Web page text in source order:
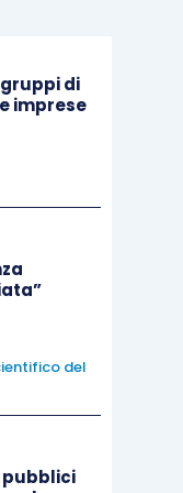
a realizzo
del TUIR
non in
già
sub 1) in
di
imprese
del
pubblici